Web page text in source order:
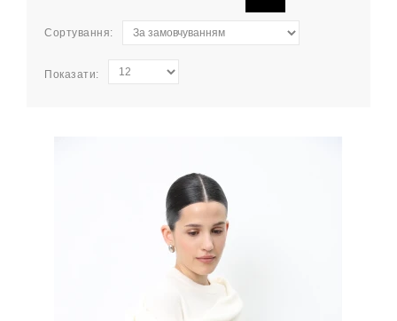
Сортування:
Показати: